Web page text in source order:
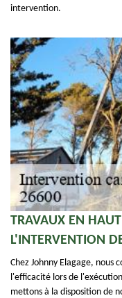
intervention.
TRAVAUX EN
L'INTERVENTION
Chez Johnny Elagage,
l'efficacité lors de
mettons à la disposition de